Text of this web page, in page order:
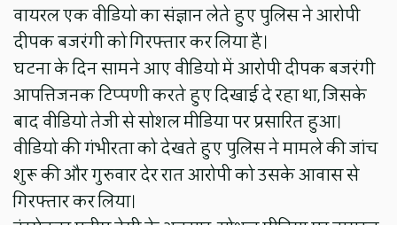
वायरल एक वीडियो का संज्ञान लेते हुए पुलिस ने आरोपी
दीपक बजरंगी को गिरफ्तार कर लिया है।
घटना के दिन सामने आए वीडियो में आरोपी दीपक बजरंगी
आपत्तिजनक टिप्पणी करते हुए दिखाई दे रहा था, जिसके
बाद वीडियो तेजी से सोशल मीडिया पर प्रसारित हुआ।
वीडियो की गंभीरता को देखते हुए पुलिस ने मामले की जांच
शुरू की और गुरुवार देर रात आरोपी को उसके आवास से
गिरफ्तार कर लिया।